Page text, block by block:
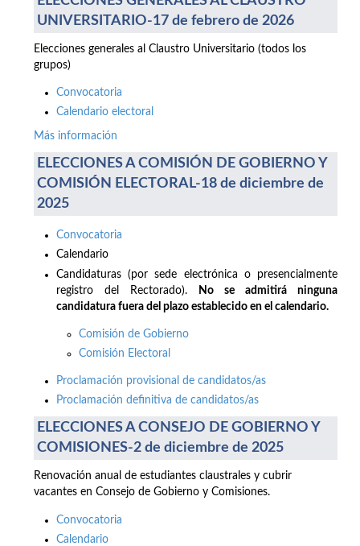
UNIVERSITARIO-17 de febrero de 2026
Elecciones generales al Claustro Universitario (todos los
grupos)
Convocatoria
Calendario electoral
Más información
ELECCIONES A COMISIÓN DE GOBIERNO Y
COMISIÓN ELECTORAL-18 de diciembre de
2025
Convocatoria
Calendario
Candidaturas (por sede electrónica o presencialmente
registro del Rectorado).
No se admitirá ninguna
candidatura fuera del plazo establecido en el calendario.
Comisión de Gobierno
Comisión Electoral
Proclamación provisional de candidatos/as
Proclamación definitiva de candidatos/as
ELECCIONES A CONSEJO DE GOBIERNO Y
COMISIONES-2 de diciembre de 2025
Renovación anual de estudiantes claustrales y cubrir
vacantes en Consejo de Gobierno y Comisiones.
Convocatoria
Calendario